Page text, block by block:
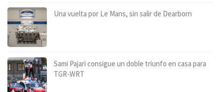
Una vuelta por Le Mans, sin salir de Dearborn
Sami Pajari consigue un doble triunfo en casa para
TGR-WRT